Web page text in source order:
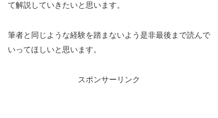
て解説していきたいと思います。
筆者と同じような経験を踏まないよう是非最後まで読んで
いってほしいと思います。
スポンサーリンク